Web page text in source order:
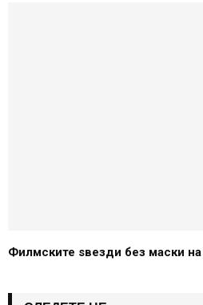
Филмските sвезди без маски